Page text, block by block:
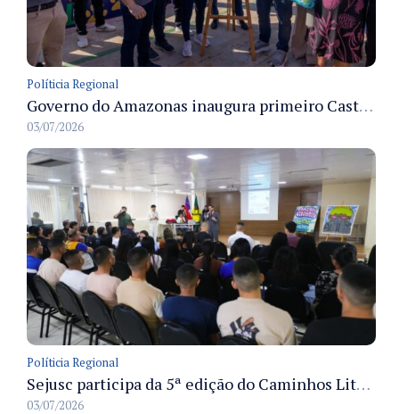
Políticia Regional
Governo do Amazonas inaugura primeiro Castramóvel Fluvial para atendimento veterinário às comunidades ribeirinhas e castração gratuita
03/07/2026
Políticia Regional
Sejusc participa da 5ª edição do Caminhos Literários com foco na cultura hip-hop nas unidades socioeducativas
03/07/2026